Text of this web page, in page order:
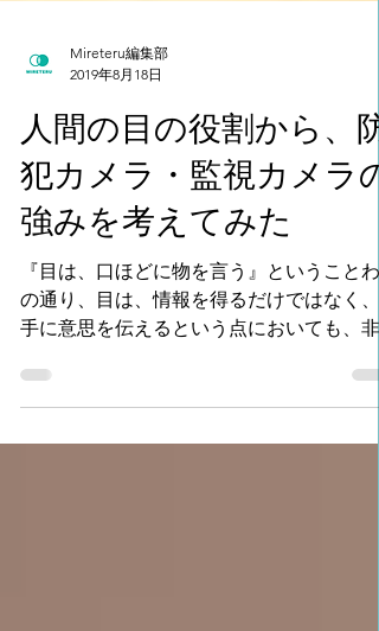
2019年8月18日
人間の目の役割から、防
犯カメラ・監視カメラの
強みを考えてみた
『目は、口ほどに物を言う』ということわ
手に意思を伝えるという点においても、非
に重要な意味を持ちます。今回は、防犯カ
ラと目の関係を記事にしてみました！